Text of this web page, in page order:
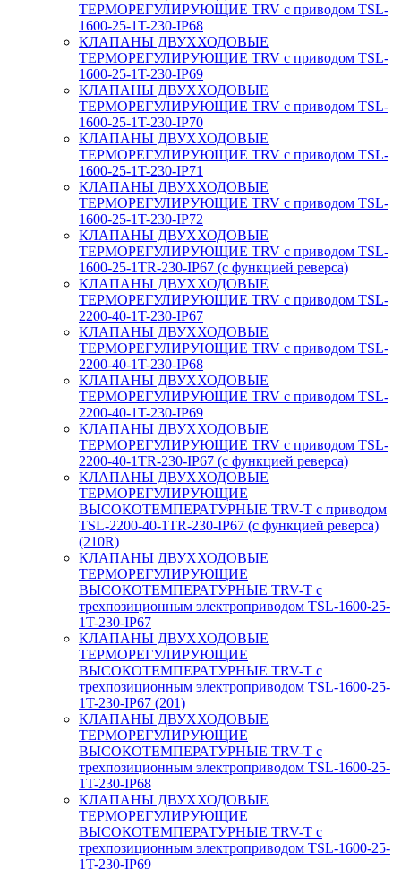
ТЕРМОРЕГУЛИРУЮЩИЕ TRV с приводом TSL-
1600-25-1T-230-IP68
КЛАПАНЫ ДВУХХОДОВЫЕ
ТЕРМОРЕГУЛИРУЮЩИЕ TRV с приводом TSL-
1600-25-1T-230-IP69
КЛАПАНЫ ДВУХХОДОВЫЕ
ТЕРМОРЕГУЛИРУЮЩИЕ TRV с приводом TSL-
1600-25-1T-230-IP70
КЛАПАНЫ ДВУХХОДОВЫЕ
ТЕРМОРЕГУЛИРУЮЩИЕ TRV с приводом TSL-
1600-25-1T-230-IP71
КЛАПАНЫ ДВУХХОДОВЫЕ
ТЕРМОРЕГУЛИРУЮЩИЕ TRV с приводом TSL-
1600-25-1T-230-IP72
КЛАПАНЫ ДВУХХОДОВЫЕ
ТЕРМОРЕГУЛИРУЮЩИЕ TRV с приводом TSL-
1600-25-1TR-230-IP67 (с функцией реверса)
КЛАПАНЫ ДВУХХОДОВЫЕ
ТЕРМОРЕГУЛИРУЮЩИЕ TRV с приводом TSL-
2200-40-1T-230-IP67
КЛАПАНЫ ДВУХХОДОВЫЕ
ТЕРМОРЕГУЛИРУЮЩИЕ TRV с приводом TSL-
2200-40-1T-230-IP68
КЛАПАНЫ ДВУХХОДОВЫЕ
ТЕРМОРЕГУЛИРУЮЩИЕ TRV с приводом TSL-
2200-40-1T-230-IP69
КЛАПАНЫ ДВУХХОДОВЫЕ
ТЕРМОРЕГУЛИРУЮЩИЕ TRV с приводом TSL-
2200-40-1TR-230-IP67 (с функцией реверса)
КЛАПАНЫ ДВУХХОДОВЫЕ
ТЕРМОРЕГУЛИРУЮЩИЕ
ВЫСОКОТЕМПЕРАТУРНЫЕ TRV-T с приводом
TSL-2200-40-1TR-230-IP67 (с функцией реверса)
(210R)
КЛАПАНЫ ДВУХХОДОВЫЕ
ТЕРМОРЕГУЛИРУЮЩИЕ
ВЫСОКОТЕМПЕРАТУРНЫЕ TRV-T с
трехпозиционным электроприводом TSL-1600-25-
1T-230-IP67
КЛАПАНЫ ДВУХХОДОВЫЕ
ТЕРМОРЕГУЛИРУЮЩИЕ
ВЫСОКОТЕМПЕРАТУРНЫЕ TRV-T с
трехпозиционным электроприводом TSL-1600-25-
1T-230-IP67 (201)
КЛАПАНЫ ДВУХХОДОВЫЕ
ТЕРМОРЕГУЛИРУЮЩИЕ
ВЫСОКОТЕМПЕРАТУРНЫЕ TRV-T с
трехпозиционным электроприводом TSL-1600-25-
1T-230-IP68
КЛАПАНЫ ДВУХХОДОВЫЕ
ТЕРМОРЕГУЛИРУЮЩИЕ
ВЫСОКОТЕМПЕРАТУРНЫЕ TRV-T с
трехпозиционным электроприводом TSL-1600-25-
1T-230-IP69